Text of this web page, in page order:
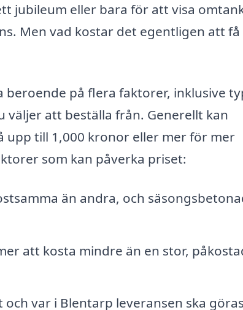
jubileum eller bara för att visa
Men vad kostar det egentligen att få
beroende på flera faktorer, inklusive
att beställa från. Generellt kan
till 1,000 kronor eller mer för mer
som kan påverka priset:
än andra, och
att kosta mindre än en stor,
var i Blentarp leveransen ska